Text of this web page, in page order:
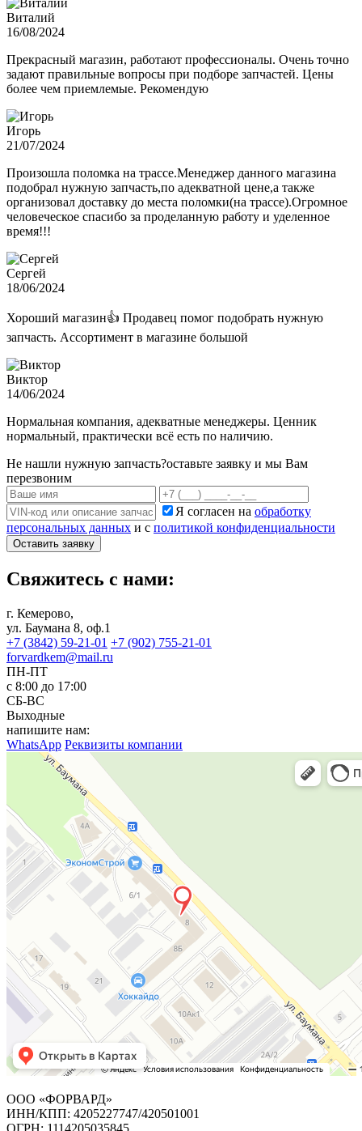
Виталий
16/08/2024
Прекрасный магазин, работают профессионалы. Очень точно
задают правильные вопросы при подборе запчастей. Цены
более чем приемлемые. Рекомендую
Игорь
21/07/2024
Произошла поломка на трассе.Менеджер данного магазина
подобрал нужную запчасть,по адекватной цене,а также
организовал доставку до места поломки(на трассе).Огромное
человеческое спасибо за проделанную работу и уделенное
время!!!
Сергей
18/06/2024
Хороший магазин👍 Продавец помог подобрать нужную
запчасть. Ассортимент в магазине большой
Виктор
14/06/2024
Нормальная компания, адекватные менеджеры. Ценник
нормальный, практически всё есть по наличию.
Не нашли нужную запчасть?оставьте заявку и мы Вам
перезвоним
Я согласен на обработку
персональных данных и с политикой конфиденциальности
Оставить заявку
Свяжитесь с нами:
г. Кемерово,
ул. Баумана 8, оф.1
+7 (3842) 59-21-01 +7 (902) 755-21-01
forvardkem@mail.ru
ПН-ПТ
с 8:00 до 17:00
СБ-ВС
Выходные
напишите нам:
WhatsApp Реквизиты компании
ООО «ФОРВАРД»
ИНН/КПП: 4205227747/420501001
ОГРН: 1114205035845